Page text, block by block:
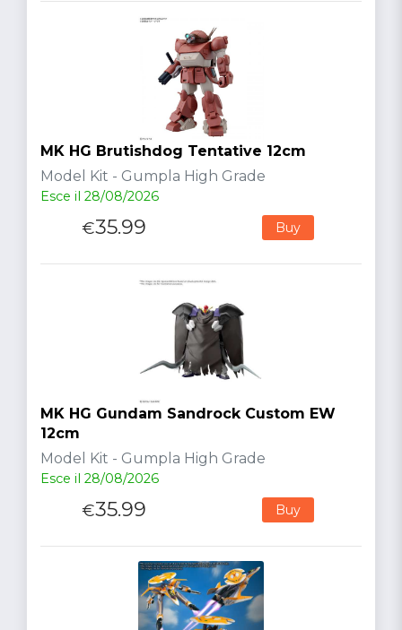
MK HG Brutishdog Tentative 12cm
Model Kit - Gumpla High Grade
Esce il 28/08/2026
€35.99 Buy
MK HG Gundam Sandrock Custom EW
12cm
Model Kit - Gumpla High Grade
Esce il 28/08/2026
€35.99 Buy